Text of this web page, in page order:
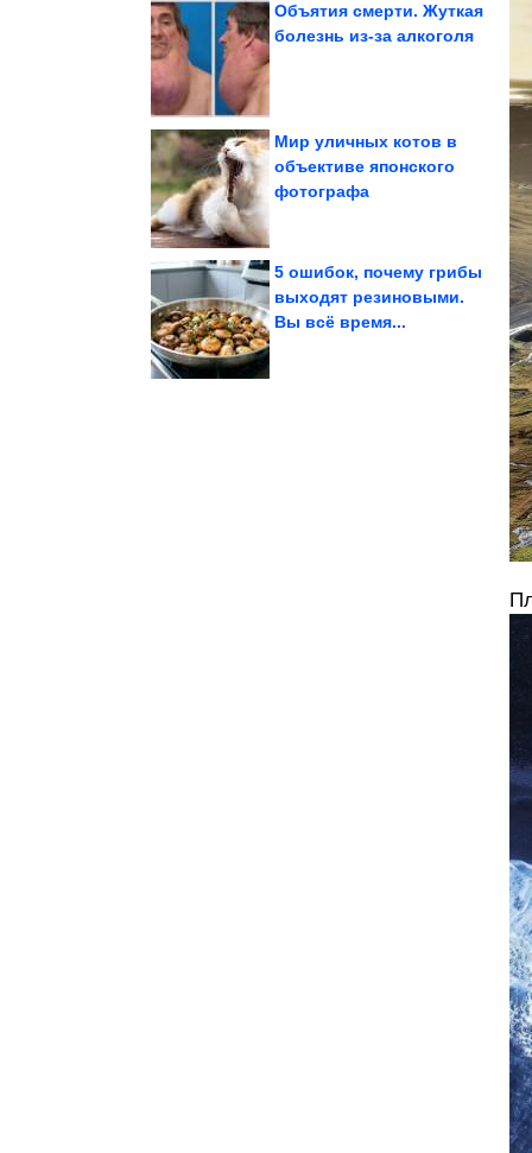
Объятия смерти. Жуткая
болезнь из-за алкоголя
Мир уличных котов в
объективе японского
фотографа
Эмоциональные
5 ошибок, почему грибы
выходят резиновыми.
Вы всё время...
Летающая крепость